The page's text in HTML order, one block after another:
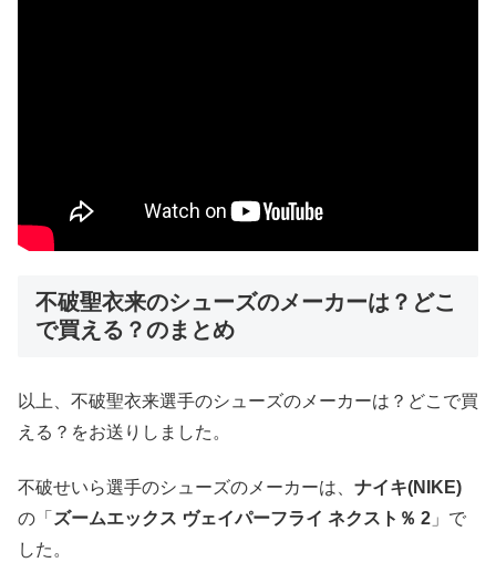
不破聖衣来のシューズのメーカーは？どこ
で買える？のまとめ
以上、不破聖衣来選手のシューズのメーカーは？どこで買
える？をお送りしました。
不破せいら選手のシューズのメーカーは、 ナイキ(NIKE)
の「 ズームエックス ヴェイパーフライ ネクスト％ 2 」で
した。